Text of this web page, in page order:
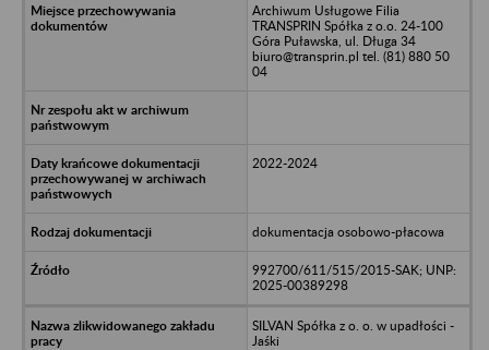
Archiwum Usługowe Filia
TRANSPRIN Spółka z o.o. 24-100
Góra Puławska, ul. Długa 34
biuro@transprin.pl tel. (81) 880 50
04
2022-2024
dokumentacja osobowo-płacowa
992700/611/515/2015-SAK; UNP:
2025-00389298
SILVAN Spółka z o. o. w upadłości -
Jaśki